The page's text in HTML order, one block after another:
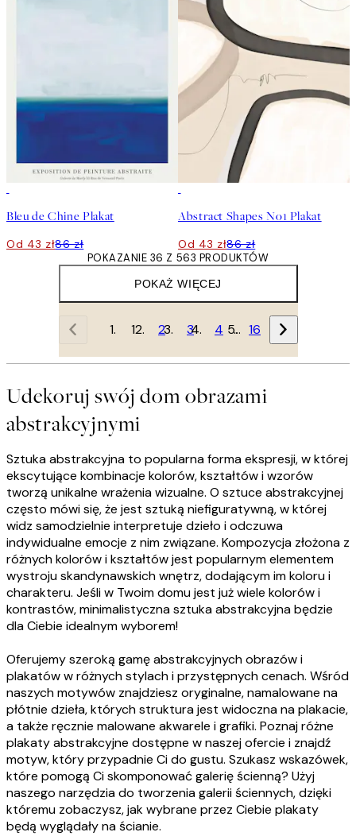
Bleu de Chine Plakat
Od 43 zł86 zł
Abstract Shapes No1 Plakat
Od 43 zł86 zł
POKAŻ WIĘCEJ
POKAZANIE 36 Z 563 PRODUKTÓW
1 2 3 4 … 16
Udekoruj swój dom obrazami
abstrakcyjnymi
Sztuka abstrakcyjna to popularna forma ekspresji, w której
ekscytujące kombinacje kolorów, kształtów i wzorów
tworzą unikalne wrażenia wizualne. O sztuce abstrakcyjnej
często mówi się, że jest sztuką niefiguratywną, w której
widz samodzielnie interpretuje dzieło i odczuwa
indywidualne emocje z nim związane. Kompozycja złożona z
różnych kolorów i kształtów jest popularnym elementem
wystroju skandynawskich wnętrz, dodającym im koloru i
charakteru. Jeśli w Twoim domu jest już wiele kolorów i
kontrastów, minimalistyczna sztuka abstrakcyjna będzie
dla Ciebie idealnym wyborem!
Oferujemy szeroką gamę abstrakcyjnych obrazów i
plakatów w różnych stylach i przystępnych cenach. Wśród
naszych motywów znajdziesz oryginalne, namalowane na
płótnie dzieła, których struktura jest widoczna na plakacie,
a także ręcznie malowane akwarele i grafiki. Poznaj różne
plakaty abstrakcyjne dostępne w naszej ofercie i znajdź
motyw, który przypadnie Ci do gustu. Szukasz wskazówek,
które pomogą Ci skomponować galerię ścienną? Użyj
naszego narzędzia do tworzenia galerii ściennych, dzięki
któremu zobaczysz, jak wybrane przez Ciebie plakaty
będą wyglądały na ścianie.